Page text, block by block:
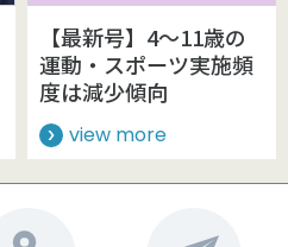
【最新号】4～11歳の
運動・スポーツ実施頻
度は減少傾向
view more